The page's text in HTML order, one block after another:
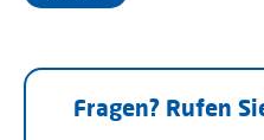
Fragen? Rufen